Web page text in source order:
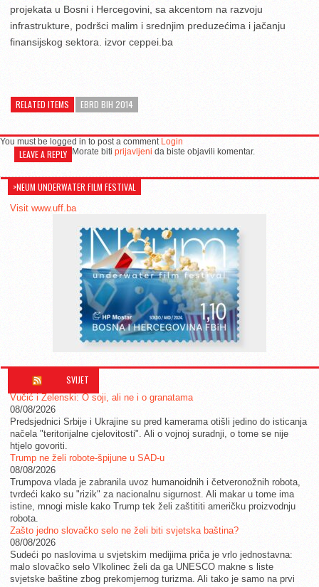
projekata u Bosni i Hercegovini, sa akcentom na razvoju
infrastrukture, podršci malim i srednjim preduzećima i jačanju
finansijskog sektora. izvor ceppei.ba
RELATED ITEMS EBRD BIH 2014
You must be logged in to post a comment Login
LEAVE A REPLY Morate biti prijavljeni da biste objavili komentar.
>NEUM UNDERWATER FILM FESTIVAL
Visit www.uff.ba
SVIJET
Vučić i Zelenski: O soji, ali ne i o granatama
08/08/2026
Predsjednici Srbije i Ukrajine su pred kamerama otišli jedino do isticanja
načela "teritorijalne cjelovitosti". Ali o vojnoj suradnji, o tome se nije
htjelo govoriti.
Trump ne želi robote-špijune u SAD-u
08/08/2026
Trumpova vlada je zabranila uvoz humanoidnih i četveronožnih robota,
tvrdeći kako su "rizik" za nacionalnu sigurnost. Ali makar u tome ima
istine, mnogi misle kako Trump tek želi zaštititi američku proizvodnju
robota.
Zašto jedno slovačko selo ne želi biti svjetska baština?
08/08/2026
Sudeći po naslovima u svjetskim medijima priča je vrlo jednostavna:
malo slovačko selo Vlkolinec želi da ga UNESCO makne s liste
svjetske baštine zbog prekomjernog turizma. Ali tako je samo na prvi